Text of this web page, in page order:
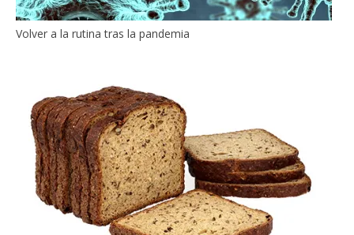
Volver a la rutina tras la pandemia